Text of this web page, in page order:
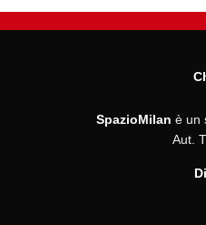
SpazioMilan è un
Aut.